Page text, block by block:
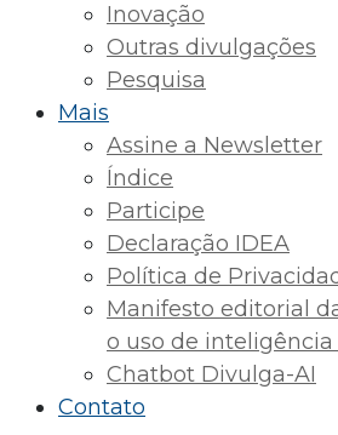
Inovação
Outras divulgações
Pesquisa
Mais
Assine a Newsletter
Índice
Participe
Declaração IDEA
Política de
Manifesto editorial
o uso de inteligência
Chatbot Divulga-AI
Contato